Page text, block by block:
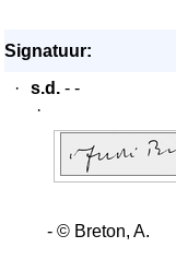
Signatuur:
·
s.d. - -
·
- © Breton, A.